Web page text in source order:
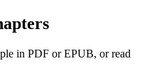
in PDF or EPUB, or read